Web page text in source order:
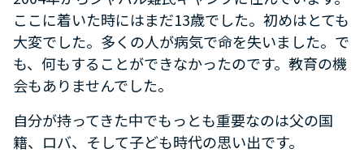
ここに着いた時にはまだ13歳でした。初めはとても
大変でした。多くの人が病気で命を失いました。で
も、何もすることができなかったのです。教育の機
会もありませんでした。
自分が持ってきた中でもっとも重要なのは父の国
籍、ロバ、そして子ども時代の思い出です。